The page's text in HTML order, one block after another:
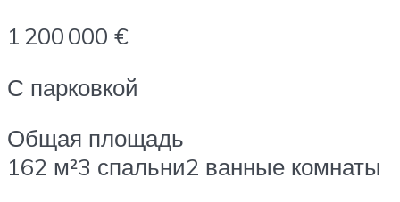
1 200 000 €
С парковкой
Общая площадь
162 м²3 спальни2 ванные комнаты